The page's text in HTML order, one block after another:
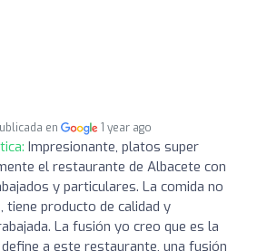
en 1 year ago
Impresionante, platos super
el restaurante de Albacete con
y particulares. La comida no
tiene producto de calidad y
La fusión yo creo que es la
a este restaurante, una fusión